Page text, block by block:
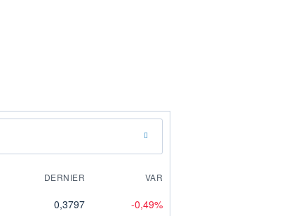
DERNIER VAR
0,3797 -0,49%